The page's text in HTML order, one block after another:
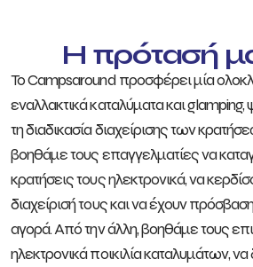
Η πρότασή
Το Campsaround προσφέρει μία
εναλλακτικά καταλύματα και
τη διαδικασία διαχείρισης των
βοηθάμε τους επαγγελματίες να
κρατήσεις τους ηλεκτρονικά, να
διαχείρισή τους και να έχουν
αγορά. Από την άλλη, βοηθάμε τους
ηλεκτρονικά ποικιλία καταλυμάτων,